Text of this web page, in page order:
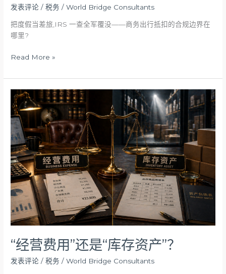
发表评论 /税务 /World Bridge Consultants
把度假当差旅,IRS 一查全军覆没——商务出行抵扣的合规边界在
哪里?
Read More »
“经营费用”还是“库存资产”？
发表评论 /税务 /World Bridge Consultants
“经
营
费
用”
还
是
“库
存
资
产”？